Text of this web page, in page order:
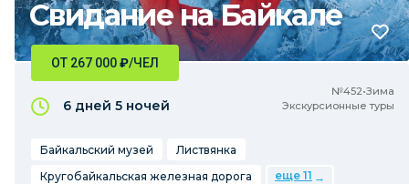
Свидание на Байкале
№452•Зима
Экскурсионные туры
ОТ 267 000₽/ЧЕЛ
6 дней 5 ночей
Байкальский музей
Листвянка
Кругобайкальская железная дорога
еще 11